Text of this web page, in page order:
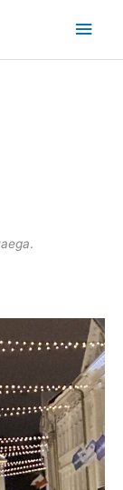
Main
.